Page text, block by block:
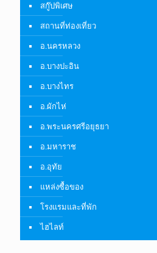
สกู๊ปพิเศษ
สถานที่ท่องเที่ยว
อ.นครหลวง
อ.บางปะอิน
อ.บางไทร
อ.ผักไห่
อ.พระนครศรีอยุธยา
อ.มหาราช
อ.อุทัย
แหล่งซื้อของ
โรงแรมและที่พัก
ไฮไลท์